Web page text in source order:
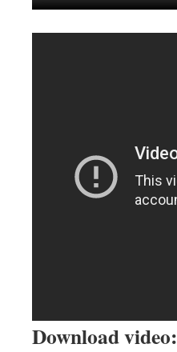
Download video: